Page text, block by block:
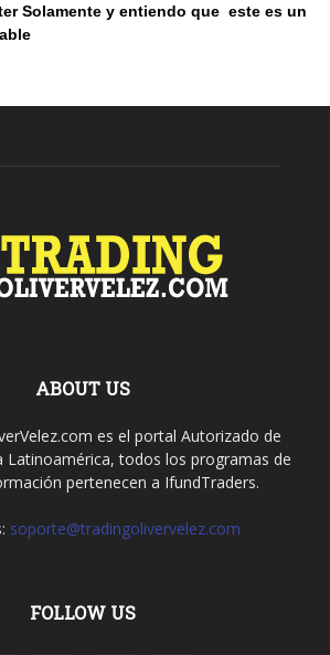
Solamente y entiendo que este es un
ABOUT US
es el portal Autorizado de
Latinoamérica, todos los programas de
pertenecen a IfundTraders.
soporte@tradingolivervelez.com
FOLLOW US